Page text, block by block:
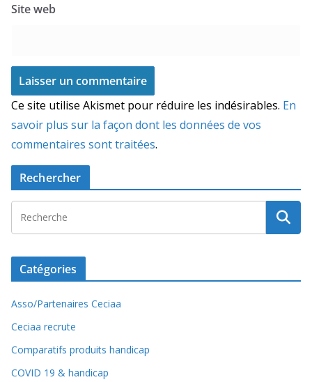
Site web
Ce site utilise Akismet pour réduire les indésirables. En
savoir plus sur la façon dont les données de vos
commentaires sont traitées.
Rechercher
Catégories
Asso/Partenaires Ceciaa
Ceciaa recrute
Comparatifs produits handicap
COVID 19 & handicap